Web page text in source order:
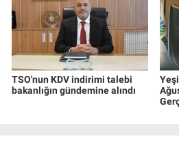
TSO'nun KDV indirimi talebi
bakanlığın gündemine alındı